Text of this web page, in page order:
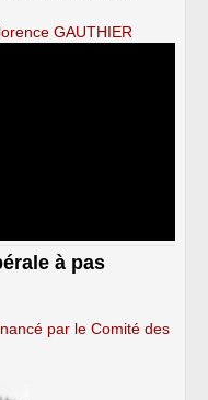
GAUTHIER
à pas
par le Comité des